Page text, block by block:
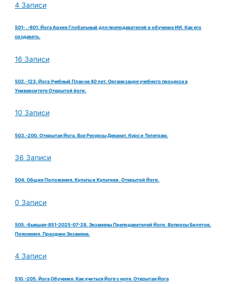
4 Записи
501- .-801. Йога Архив Глобальный для преподавателей и обучение ИИ. Как его
создавать.
16 Записи
502.-123. Йога Учебный План на 40 лет. Организация учебного процесса в
Университете Открытой йоги.
10 Записи
503.-200. Открытая Йога. Все Ресурсы Деканат. Курс и Телеграм.
36 Записи
504. Общие Положения. Культы и Культики. Открытой Йоги.
0 Записи
505.-бывшая-851-2025-07-28. Экзамены Преподавателей Йоги. Вопросы Билетов.
Пояснения. Праздник Экзамена.
4 Записи
510.-205. Йога Обучения. Как учиться Йоге с нуля. Открытая Йога